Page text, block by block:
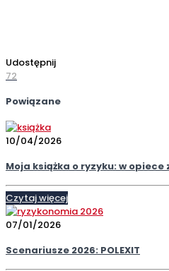
Udostępnij
72
Powiązane
10/04/2026
Moja książka o ryzyku: w
Czytaj więcej
07/01/2026
Scenariusze 2026: POLEXIT